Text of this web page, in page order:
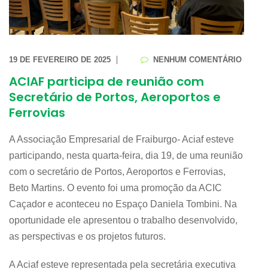
19 DE FEVEREIRO DE 2025 NENHUM COMENTÁRIO
ACIAF participa de reunião com
Secretário de Portos, Aeroportos e
Ferrovias
A Associação Empresarial de Fraiburgo- Aciaf esteve
participando, nesta quarta-feira, dia 19, de uma reunião
com o secretário de Portos, Aeroportos e Ferrovias,
Beto Martins. O evento foi uma promoção da ACIC
Caçador e aconteceu no Espaço Daniela Tombini. Na
oportunidade ele apresentou o trabalho desenvolvido,
as perspectivas e os projetos futuros.
A Aciaf esteve representada pela secretária executiva